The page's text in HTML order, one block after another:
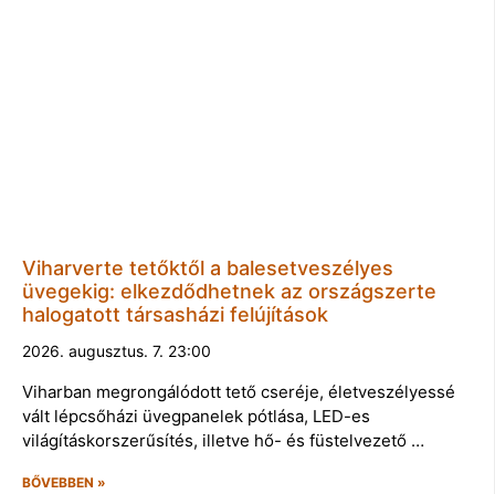
Viharverte tetőktől a balesetveszélyes
üvegekig: elkezdődhetnek az országszerte
halogatott társasházi felújítások
2026. augusztus. 7. 23:00
Viharban megrongálódott tető cseréje, életveszélyessé
vált lépcsőházi üvegpanelek pótlása, LED-es
világításkorszerűsítés, illetve hő- és füstelvezető …
BŐVEBBEN »